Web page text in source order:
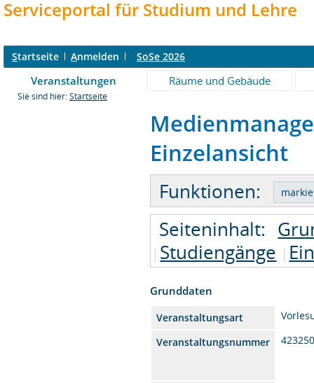
Serviceportal für Studium und Lehre
Startseite Anmelden SoSe 2026
Veranstaltungen Räume und Gebäude
Sie sind hier: Startseite
Einzelansicht
Funktionen:
Seiteninhalt:
Studiengänge
Grunddaten
Veranstaltungsart
Veranstaltungsnummer